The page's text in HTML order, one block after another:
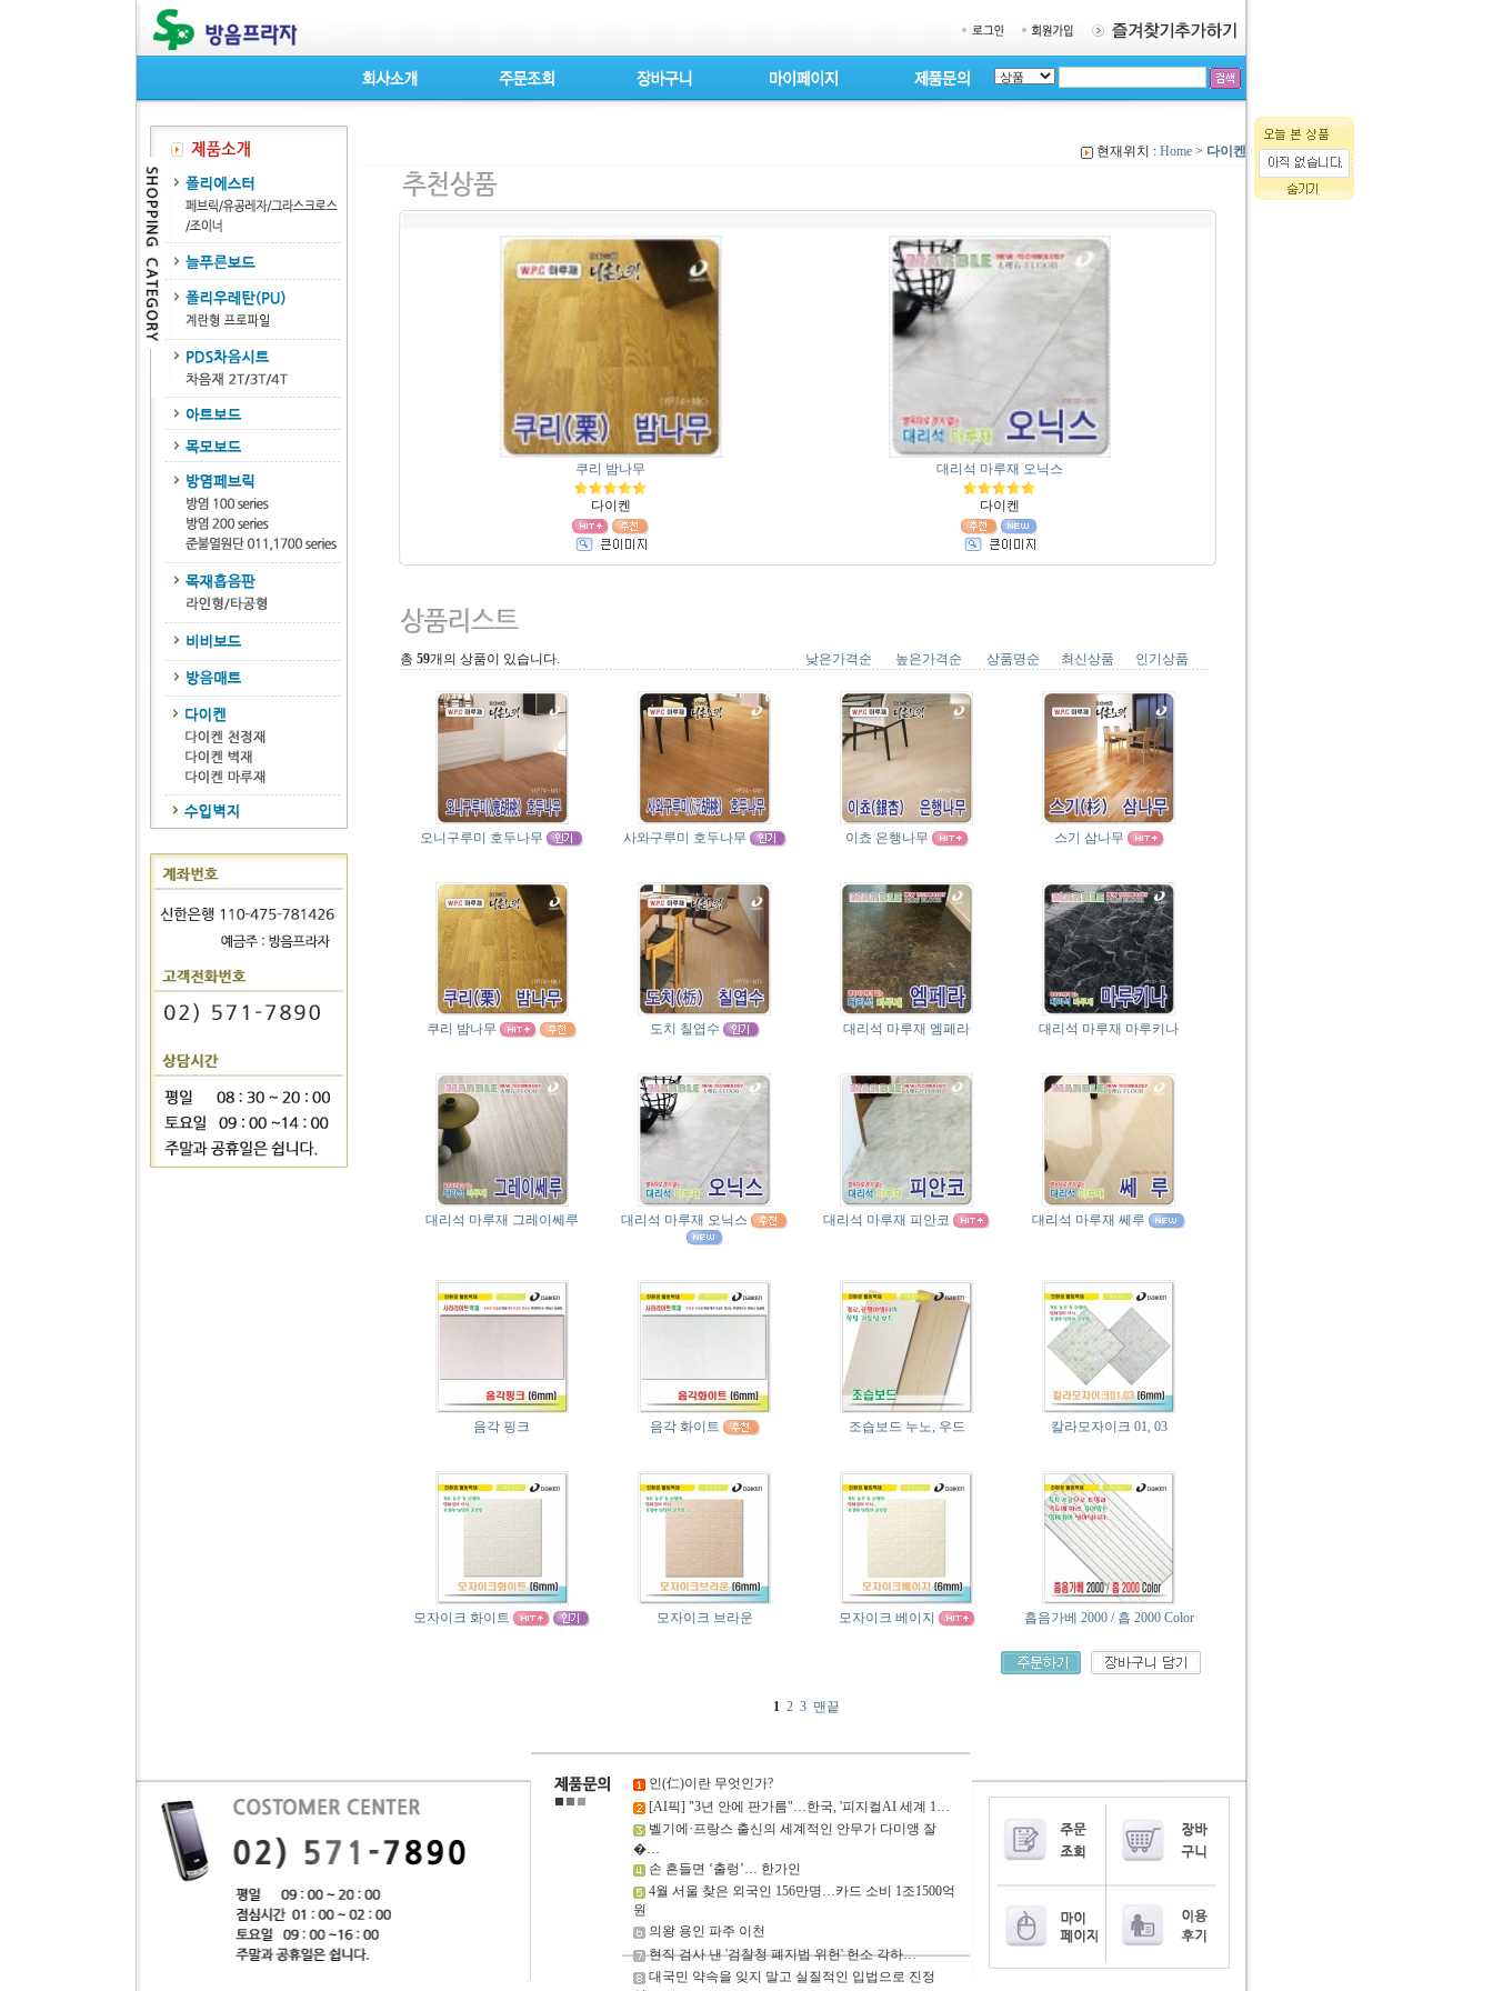
현재위치 : Home > 다이켄
쿠리 밤나무
다이켄
대리석 마루재 오닉스
다이켄
총 59개의 상품이 있습니다. 낮은가격순 높은가격순 상품명순 최신상품 인기상품
오니구루미 호두나무 사와구루미 호두나무 이쵸 은행나무 스기 삼나무
쿠리 밤나무 도치 칠엽수 대리석 마루재 엠페라 대리석 마루재 마루키나
대리석 마루재 그레이쎄루 대리석 마루재 오닉스 대리석 마루재 피안코 대리석 마루재 쎄루
음각 핑크 음각 화이트 조습보드 누노, 우드 칼라모자이크 01, 03
모자이크 화이트 모자이크 브라운 모자이크 베이지 흡음가베 2000 / 흡 2000 Color
1 2 3 맨끝
인(仁)이란 무엇인가?
[AI픽] "3년 안에 판가름"…한국, '피지컬AI 세계 1…
벨기에·프랑스 출신의 세계적인 안무가 다미앵 잘
�…
손 흔들면 ‘출렁’… 한가인
4월 서울 찾은 외국인 156만명…카드 소비 1조1500억
원
의왕 용인 파주 이천
현직 검사 낸 '검찰청 폐지법 위헌' 헌소 각하…
대국민 약속을 잊지 말고 실질적인 입법으로 진정